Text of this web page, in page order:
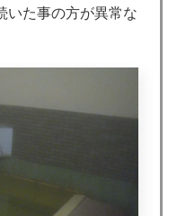
いた事の方が異常な